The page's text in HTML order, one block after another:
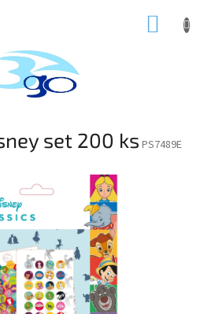
set 200 ks PS7489E